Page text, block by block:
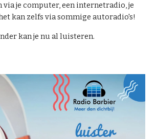
via je computer, een internetradio, je
kan zelfs via sommige autoradio's!
kan je nu al luisteren.